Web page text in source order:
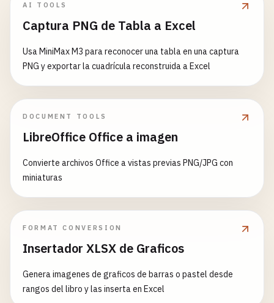
AI TOOLS
Captura PNG de Tabla a Excel
Usa MiniMax M3 para reconocer una tabla en una captura
PNG y exportar la cuadrícula reconstruida a Excel
DOCUMENT TOOLS
LibreOffice Office a imagen
Convierte archivos Office a vistas previas PNG/JPG con
miniaturas
FORMAT CONVERSION
Insertador XLSX de Graficos
Genera imagenes de graficos de barras o pastel desde
rangos del libro y las inserta en Excel